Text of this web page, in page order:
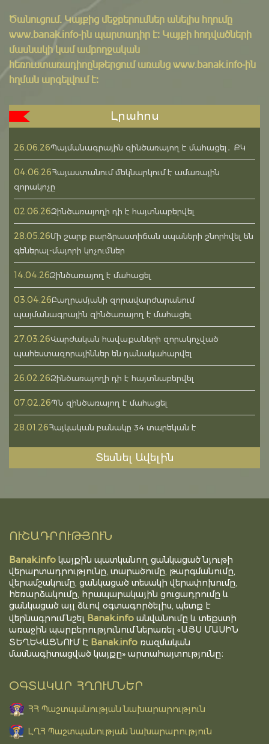
Ծանուցում․ Կայքից մեջբերումներ անելիս հղումը
www.banak.info-ին պարտադիր է: Կայքի հոդվածների
մասնակի կամ ամբողջական
հեռուստառադիոընթերցում առանց www.banak.info-ին
հղման արգելվում է:
Լրահոս
26.06.26Պայմանագրային զինծառայող է մահացել․ ՔԿ
04.06.26Հայաստանում մեկնարկում է ամառային
զորակոչը
02.06.26Զինծառայողի դի է հայտնաբերվել
28.05.26Մի շարք բարձրաստիճան սպաների շնորհվել են
գեներալ-մայորի կոչումներ
14.04.26Զինծառայող է մահացել
03.04.26Բաղրամյանի զորավարժարանում
պայմանագրային զինծառայող է մահացել
27.03.26Վարժական հավաքաների զորակոչված
պահեստազորայիններ են դանակահարվել
26.02.26Զինծառայողի դի է հայտնաբերվել
07.02.26ՊՆ զինծառայող է մահացել
28.01.26Հայկական բանակը 34 տարեկան է
Տեսնել Ավելին
ՈՒՇԱԴՐՈՒԹՅՈՒՆ
Banak.info կայքին պատկանող ցանկացած նյութի
վերարտադրությունը, տարածումը, թարգմանումը,
վերամշակումը, ցանկացած տեսակի վերափոխումը,
հեռարձակումը, հրապարակային ցուցադրումը և
ցանկացած այլ ձևով օգտագործելիս, պետք է
վերնագրում նշել Banak.info անվանումը և տեքստի
առաջին պարբերությունում ներառել «ԱՅՍ ՄԱՍԻՆ
ՏԵՂԵԿԱՑՆՈՒՄ Է Banak.info ռազմական
մասնագիտացված կայքը» արտահայտությունը։
ՕԳՏԱԿԱՐ ՀՂՈՒՄՆԵՐ
ՀՀ Պաշտպանության նախարարություն
ԼՂՀ Պաշտպանության նախարարություն